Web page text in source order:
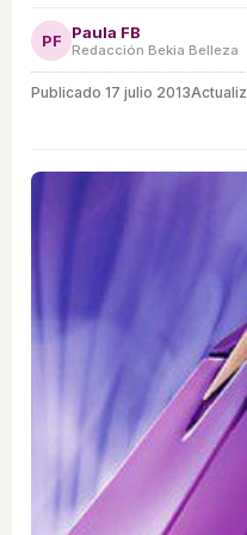
PF Paula FB
Redacción Bekia Belleza
Publicado 17 julio 2013